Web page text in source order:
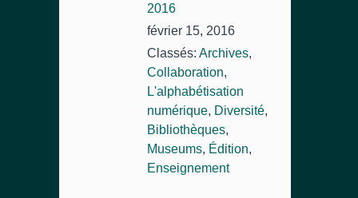
2016
février 15, 2016
Classés: Archives,
Collaboration,
L'alphabétisation
numérique, Diversité,
Bibliothèques,
Museums, Édition,
Enseignement